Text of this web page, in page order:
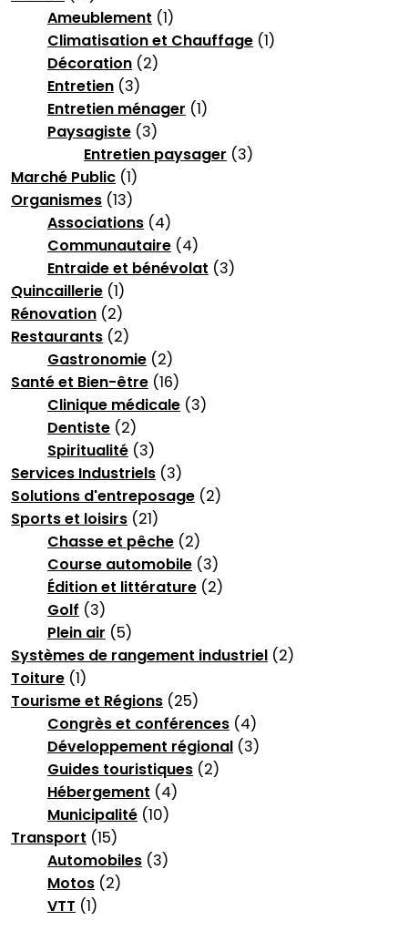
Ameublement (1)
Climatisation et Chauffage (1)
Décoration (2)
Entretien (3)
Entretien ménager (1)
Paysagiste (3)
Entretien paysager (3)
Marché Public (1)
Organismes (13)
Associations (4)
Communautaire (4)
Entraide et bénévolat (3)
Quincaillerie (1)
Rénovation (2)
Restaurants (2)
Gastronomie (2)
Santé et Bien-être (16)
Clinique médicale (3)
Dentiste (2)
Spiritualité (3)
Services Industriels (3)
Solutions d'entreposage (2)
Sports et loisirs (21)
Chasse et pêche (2)
Course automobile (3)
Édition et littérature (2)
Golf (3)
Plein air (5)
Systèmes de rangement industriel (2)
Toiture (1)
Tourisme et Régions (25)
Congrès et conférences (4)
Développement régional (3)
Guides touristiques (2)
Hébergement (4)
Municipalité (10)
Transport (15)
Automobiles (3)
Motos (2)
VTT (1)